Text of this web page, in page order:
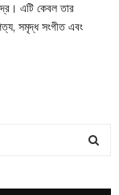
এটি কেবল তার
সমৃদ্ধ সংগীত এবং